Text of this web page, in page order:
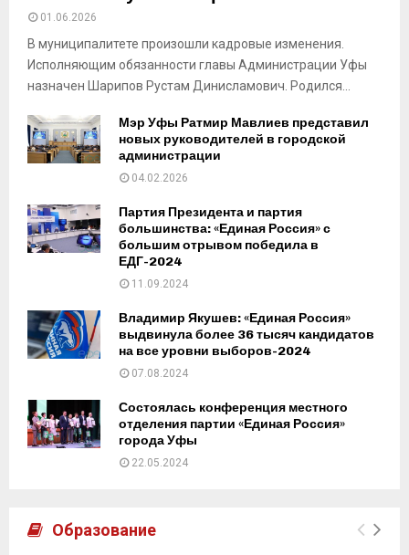
01.06.2026
В муниципалитете произошли кадровые изменения.
Исполняющим обязанности главы Администрации Уфы
назначен Шарипов Рустам Динисламович. Родился...
Мэр Уфы Ратмир Мавлиев представил
новых руководителей в городской
администрации
04.02.2026
Партия Президента и партия
большинства: «Единая Россия» с
большим отрывом победила в
ЕДГ-2024
11.09.2024
Владимир Якушев: «Единая Россия»
выдвинула более 36 тысяч кандидатов
на все уровни выборов-2024
07.08.2024
Состоялась конференция местного
отделения партии «Единая Россия»
города Уфы
22.05.2024
Образование